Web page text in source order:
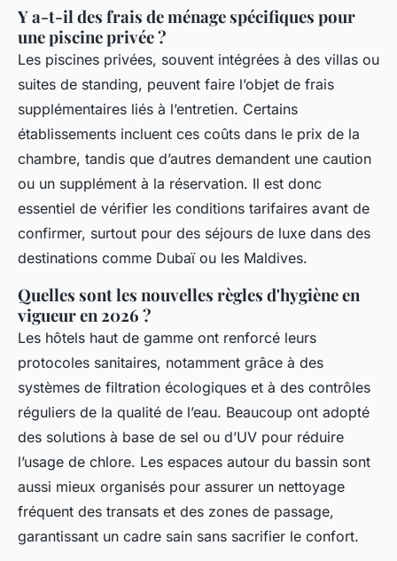
Y a-t-il des frais de ménage spécifiques pour
une piscine privée ?
Les piscines privées, souvent intégrées à des villas ou
suites de standing, peuvent faire l’objet de frais
supplémentaires liés à l’entretien. Certains
établissements incluent ces coûts dans le prix de la
chambre, tandis que d’autres demandent une caution
ou un supplément à la réservation. Il est donc
essentiel de vérifier les conditions tarifaires avant de
confirmer, surtout pour des séjours de luxe dans des
destinations comme Dubaï ou les Maldives.
Quelles sont les nouvelles règles d'hygiène en
vigueur en 2026 ?
Les hôtels haut de gamme ont renforcé leurs
protocoles sanitaires, notamment grâce à des
systèmes de filtration écologiques et à des contrôles
réguliers de la qualité de l’eau. Beaucoup ont adopté
des solutions à base de sel ou d’UV pour réduire
l’usage de chlore. Les espaces autour du bassin sont
aussi mieux organisés pour assurer un nettoyage
fréquent des transats et des zones de passage,
garantissant un cadre sain sans sacrifier le confort.